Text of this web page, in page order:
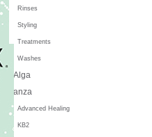
Rinses
Styling
Treatments
Washes
L'Alga
L'anza
Advanced Healing
KB2